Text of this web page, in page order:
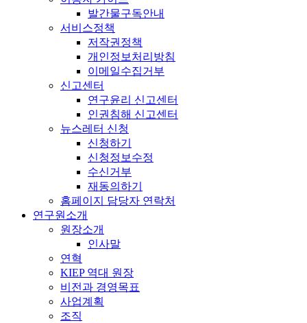
발간물구독안내
서비스정책
저작권정책
개인정보처리방침
이메일수집거부
신고센터
연구윤리 신고센터
인권침해 신고센터
뉴스레터 신청
신청하기
신청정보수정
수신거부
재동의하기
홈페이지 담당자 연락처
연구원소개
원장소개
인사말
연혁
KIEP 역대 원장
비전과 경영목표
사업계획
조직